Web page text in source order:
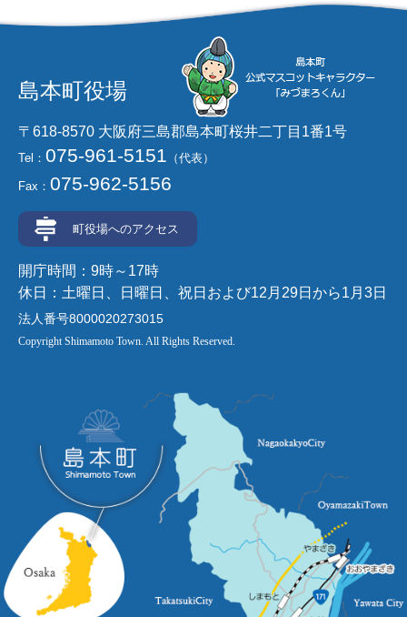
島本町役場
〒618-8570 大阪府三島郡島本町桜井二丁目1番1号
Tel： 075-961-5151 （代表）
Fax： 075-962-5156
町役場へのアクセス
開庁時間：9時～17時
休日：土曜日、日曜日、祝日および12月29日から1月3日
法人番号8000020273015
Copyright Shimamoto Town. All Rights Reserved.